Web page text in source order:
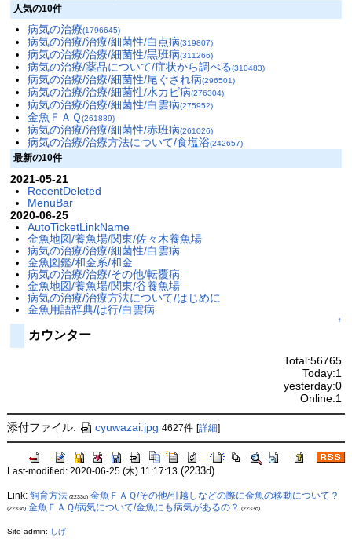
人気の10件
病気の治療(1796645)
病気の治療/治療/細菌性/白点病(319807)
病気の治療/治療/細菌性/黒班病(311266)
病気の治療/薬品について/症状から調べる(310483)
病気の治療/治療/細菌性/尾ぐされ病(296501)
病気の治療/治療/細菌性/水カビ病(276304)
病気の治療/治療/細菌性/白雲病(275952)
金魚ＦＡＱ(261889)
病気の治療/治療/細菌性/赤班病(261026)
病気の治療/治療方法について/食塩浴(242657)
最新の10件
2021-05-21
RecentDeleted
MenuBar
2020-06-25
AutoTicketLinkName
金魚地図/養魚場/関東/佐々木養魚場
病気の治療/治療/細菌性/白雲病
金魚図鑑/和金系/和金
病気の治療/治療/その他/転覆病
金魚地図/養魚場/関東/谷養魚場
病気の治療/治療方法について/はじめに
金魚用語辞典/は行/白雲病
↑
カウンター
Total:56765
Today:1
yesterday:0
Online:1
添付ファイル: cyuwazai.jpg 4627件 [詳細]
Last-modified: 2020-06-25 (木) 11:17:13(2233d)
Link: 飼育方法(2233d) 金魚ＦＡＱ/その他/引越しなどの際に金魚の移動について？
(2233d) 金魚ＦＡＱ/病気について/金魚にも病気があるの？ (2233d)
Site admin: しげ